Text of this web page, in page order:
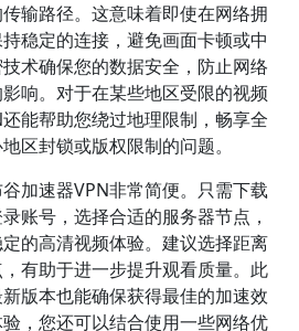
输路径。这意味着即使在网络拥
稳定的连接，避免画面卡顿或中
术确保您的数据安全，防止网络
响。对于在某些地区受限的视频
能帮助您绕过地理限制，畅享全
区封锁或版权限制的问题。
加速器VPN非常简便。只需下载
账号，选择合适的服务器节点，
的高清视频体验。建议选择距离
有助于进一步提升观看质量。此
版本也能确保获得最佳的加速效
，您还可以结合使用一些网络优